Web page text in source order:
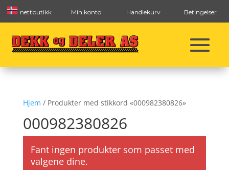
nettbutikk Min konto Handlekurv Betingelser
Hjem / Produkter med stikkord «000982380826»
000982380826
Fant ingen produkter som passet med
valgene dine.